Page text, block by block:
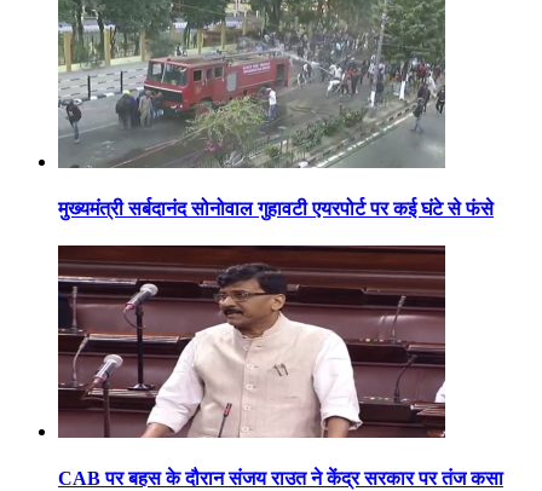
मुख्यमंत्री सर्बदानंद सोनोवाल गुहावटी एयरपोर्ट पर कई घंटे से फंसे
CAB पर बहस के दौरान संजय राउत ने केंद्र सरकार पर तंज कसा